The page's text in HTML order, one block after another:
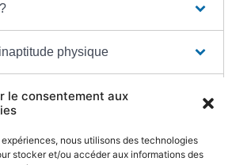
le consentement aux
nous utilisons des technologies
stocker et/ou accéder aux informations des
physique